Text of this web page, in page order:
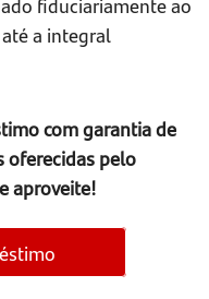
a integral
com garantia de
oferecidas pelo
aproveite!